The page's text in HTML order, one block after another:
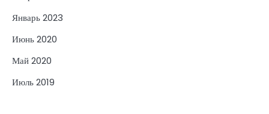
Январь 2023
Июнь 2020
Май 2020
Июль 2019